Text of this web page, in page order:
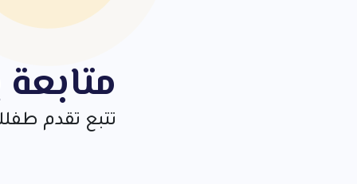
تتبع تقدم